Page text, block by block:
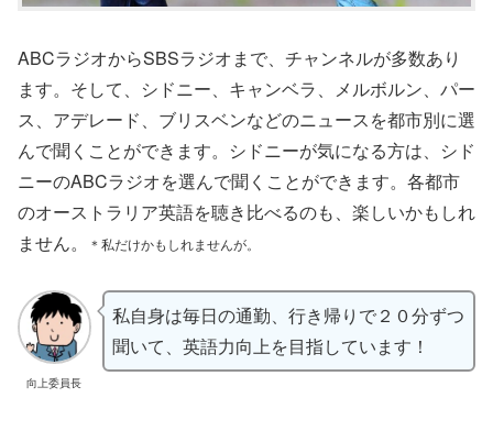
ABCラジオからSBSラジオまで、チャンネルが多数あり
ます。そして、シドニー、キャンベラ、メルボルン、パー
ス、アデレード、ブリスベンなどのニュースを都市別に選
んで聞くことができます。シドニーが気になる方は、シド
ニーのABCラジオを選んで聞くことができます。各都市
のオーストラリア英語を聴き比べるのも、楽しいかもしれ
ません。
＊私だけかもしれませんが。
向上委員長
私自身は毎日の通勤、行き帰りで２０分ずつ
聞いて、英語力向上を目指しています！